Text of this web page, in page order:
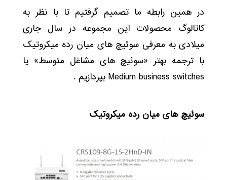
در همین رابطه ما تصمیم گرفتیم تا با نظر به
کاتالوگ محصولات این مجموعه در سال جاری
میلادی به معرفی سوئیچ های میان رده میکروتیک
با ترجمه بهتر «سوئیچ های مشاغل متوسط» یا
Medium business switches بپردازیم .
سوئیچ های میان رده میکروتیک